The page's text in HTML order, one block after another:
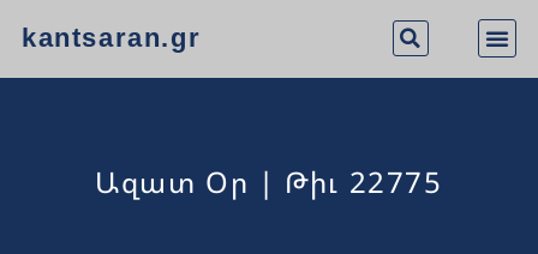
kantsaran.gr
Ազատ Օր | Թիւ 22775